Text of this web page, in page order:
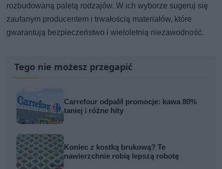
rozbudowaną paletą rodzajów. W ich wyborze sugeruj się
zaufanym producentem i trwałością materiałów, które
gwarantują bezpieczeństwo i wieloletnią niezawodność.
Tego nie możesz przegapić
Carrefour odpalił promocje: kawa 80%
taniej i różne hity
Koniec z kostką brukową? Te
nawierzchnie robią lepszą robotę